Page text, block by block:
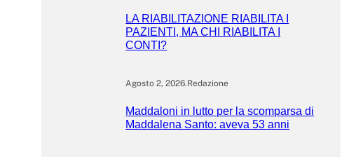
LA RIABILITAZIONE RIABILITA I
PAZIENTI, MA CHI RIABILITA I
CONTI?
Agosto 2, 2026.Redazione
Maddaloni in lutto per la scomparsa di
Maddalena Santo: aveva 53 anni